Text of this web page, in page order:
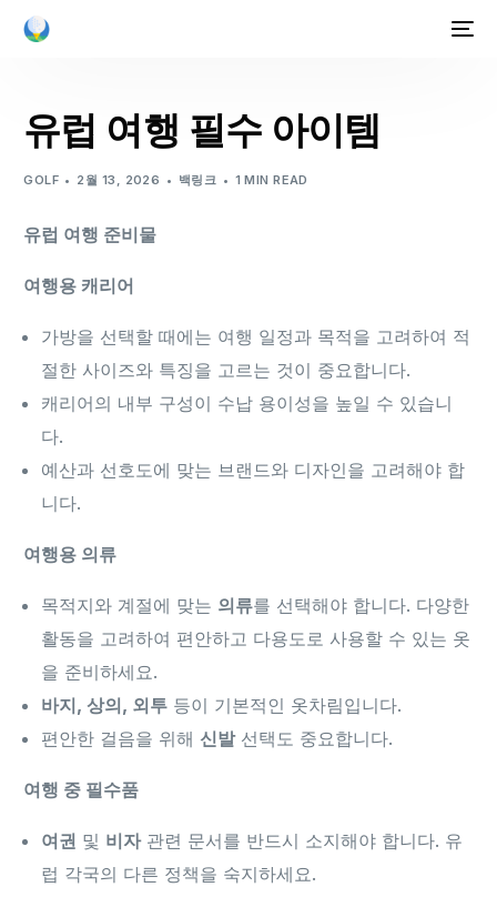
유럽 여행 필수 아이템
GOLF 2월 13, 2026 백링크 1 MIN READ
유럽 여행 준비물
여행용 캐리어
가방을 선택할 때에는 여행 일정과 목적을 고려하여 적
절한 사이즈와 특징을 고르는 것이 중요합니다.
캐리어의 내부 구성이 수납 용이성을 높일 수 있습니
다.
예산과 선호도에 맞는 브랜드와 디자인을 고려해야 합
니다.
여행용 의류
목적지와 계절에 맞는 의류를 선택해야 합니다. 다양한
활동을 고려하여 편안하고 다용도로 사용할 수 있는 옷
을 준비하세요.
바지, 상의, 외투 등이 기본적인 옷차림입니다.
편안한 걸음을 위해 신발선택도 중요합니다.
여행 중 필수품
여권 및 비자관련 문서를 반드시 소지해야 합니다. 유
럽 각국의 다른 정책을 숙지하세요.